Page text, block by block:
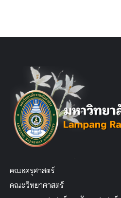
คณะครุศาสตร์
คณะวิทยาศาสตร์